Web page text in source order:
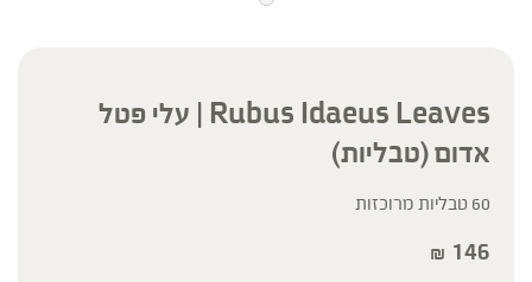
Rubus Idaeus Leaves | עלי פטל
אדום (טבליות)
60 טבליות מרוכזות
₪ 146